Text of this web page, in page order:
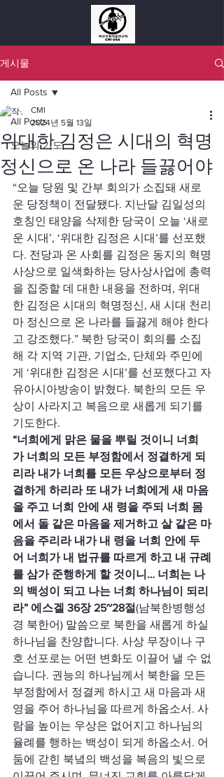
게시물
All Posts
오늘의 기도
All Posts
위대한 김정은 시대의 혁명
정신으로 온 나라 들끓어야
CMI
2024년 5월 13일
“오늘 당원 및 간부 회의가 소집돼 새로
운 당정책이 전달됐다. 지난달 김일성의
호칭인 태양을 삭제한 당국이 오늘 ‘새로
운 시대’, ‘위대한 김정은 시대’를 선포했
다. 전당과 온 사회를 김정은 동지의 혁명
사상으로 일색화하는 당사상사업에 총력
을 집중할 데 대한 내용을 전하며, 위대
한 김정은 시대의 혁명정신, 새 시대 천리
마 정신으로 온 나라를 들끓게 해야 한다
고 강조했다.” 북한 당국이 회의를 소집
해 각 지역 기관, 기업소, 단체와 주민에
게 ‘위대한 김정은 시대’를 선포했다고 자
유아시아방송이 밝혔다. 북한의 모든 우
상이 사라지고 복음으로 새롭게 되기를
기도한다.
“너희에게 맑은 물을 뿌릴 것이니 너희
가 너희의 모든 부정함에서 정결하게 되
리라 내가 너희를 모든 우상으로부터 정
결하게 하리라 또 내가 너희에게 새 마음
을 주고 너희 안에 새 령을 주되 너희 몸
에서 돌 같은 마음을 제거하고 살 같은 마
음을 주리라 내가 내 령을 너희 안에 두
어 너희가 내 법규를 따르게 하고 내 규례
를 삼가 준행하게 할 것이니… 너희는 나
의 백성이 되고 나는 너희 하나님이 되리
라” 에스겔 36장 25~28절(남북한병행성
경 북한어) 말씀으로 북한을 새롭게 하실
하나님을 찬양합니다. 사상 무장이나 구
호 선포로는 어떤 변화도 이끌어 낼 수 없
습니다. 권능의 하나님께서 북한을 모든
부정함에서 정결케 하시고 새 마음과 새
영을 주어 하나님을 따르게 하옵소서. 사
람을 높이는 우상은 없어지고 하나님의
율례를 행하는 백성이 되게 하옵소서. 어
둠에 갇힌 북녘의 백성을 복음의 빛으로